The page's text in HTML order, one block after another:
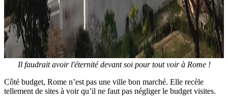
Il faudrait avoir l'éternité devant soi pour tout voir à Rome !
Côté budget, Rome n’est pas une ville bon marché. Elle recèle
tellement de sites à voir qu’il ne faut pas négliger le budget visites.